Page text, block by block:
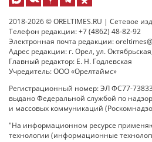
2018-2026 © ORELTIMES.RU | Сетевое
Телефон редакции: +7 (4862) 48-82-92
Электронная почта редакции:
Адрес редакции: г. Орел, ул.
Главный редактор: Е. Н. Годлевская
Учредитель: ООО «Орелтаймс»
Регистрационный номер: ЭЛ ФС77-73833
выдано Федеральной службой по
и массовых коммуникаций
"На информационном ресурсе
технологии (информационные